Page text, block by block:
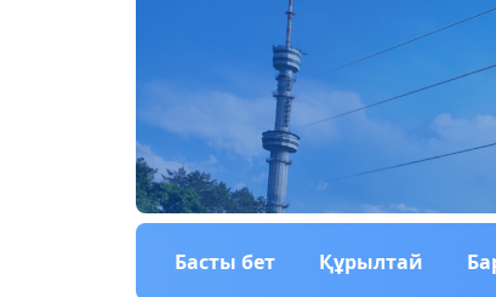
Басты бет Құрылтай